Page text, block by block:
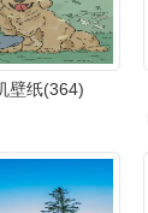
壁纸(364)